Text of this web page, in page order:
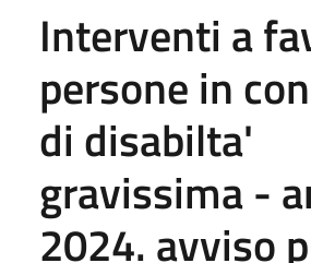
Interventi a
persone in
di disabilta'
gravissima -
2024. avviso